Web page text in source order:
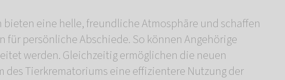
eine helle, freundliche Atmosphäre und schaffen
für persönliche Abschiede. So können Angehörige
werden. Gleichzeitig ermöglichen die neuen
des Tierkrematoriums eine effizientere Nutzung der